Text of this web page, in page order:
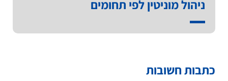
ניהול מוניטין לפי תחומים
כתבות חשובות